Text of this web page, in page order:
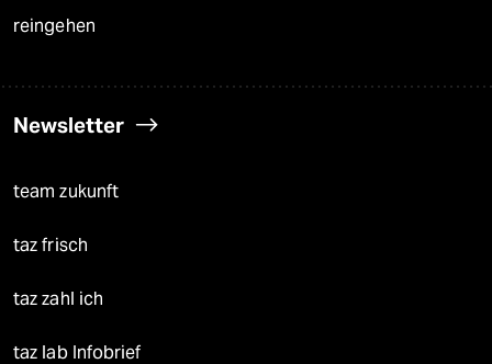
reingehen
Newsletter
team zukunft
taz frisch
taz zahl ich
taz lab Infobrief